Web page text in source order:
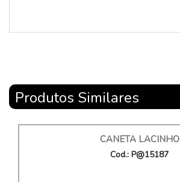
Produtos Similares
CANETA LACINHO
Cod.: P@15187